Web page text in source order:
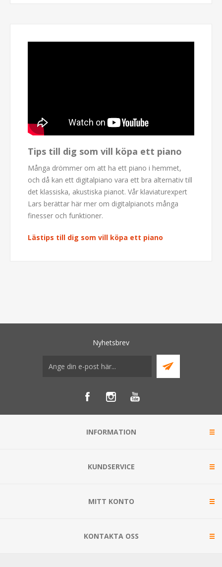
Tips till dig som vill köpa ett piano
Många drömmer om att ha ett piano i hemmet,
och då kan ett digitalpiano vara ett bra alternativ till
det klassiska, akustiska pianot. Vår klaviaturexpert
Lars berättar här mer om digitalpianots många
finesser och funktioner.
Lästips till dig som vill köpa ett piano
Nyhetsbrev
INFORMATION
KUNDSERVICE
MITT KONTO
KONTAKTA OSS